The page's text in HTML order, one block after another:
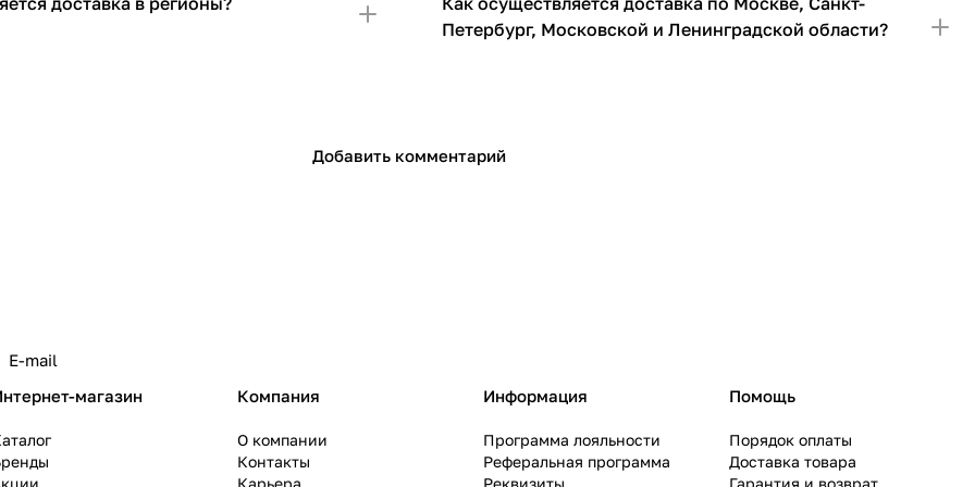
Петербург, Московской и Ленинградской области?
Добавить комментарий
магазин Компания
О компании
Контакты
Информация
Программа лояльности
Реферальная программа
Помощь
Порядок оплаты
Доставка товара